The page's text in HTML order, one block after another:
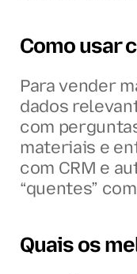
Como usar
Para vender
dados
com
materiais e
com CRM e
“quentes”
Quais os